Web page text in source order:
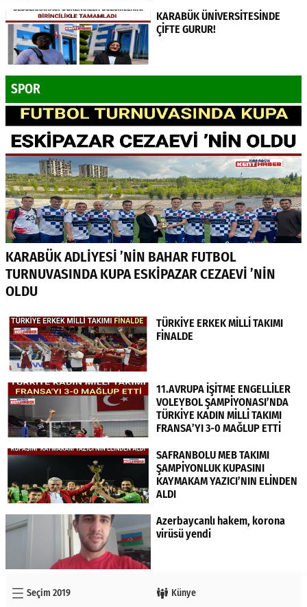
KARABÜK ÜNİVERSİTESİNDE
ÇİFTE GURUR!
SPOR
KARABÜK ADLİYESİ ’NİN BAHAR FUTBOL
TURNUVASINDA KUPA ESKİPAZAR CEZAEVİ ’NİN
OLDU
TÜRKİYE ERKEK MİLLİ TAKIMI
FİNALDE
11.AVRUPA İŞİTME ENGELLİLER
VOLEYBOL ŞAMPİYONASI’NDA
TÜRKİYE KADIN MİLLİ TAKIMI
FRANSA’YI 3-0 MAĞLUP ETTİ
SAFRANBOLU MEB TAKIMI
ŞAMPİYONLUK KUPASINI
KAYMAKAM YAZICI’NIN ELİNDEN
ALDI
Azerbaycanlı hakem, korona
virüsü yendi
Seçim 2019 Künye